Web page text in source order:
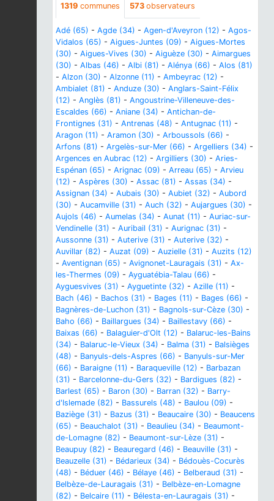
1319 communes 573 observateurs
Adé (65) - Agde (34) - Agen-d'Aveyron (12) - Agos-
Vidalos (65) - Aigues-Juntes (09) - Aigues-Mortes
(30) - Aigues-Vives (30) - Aiguèze (30) - Aimargues
(30) - Albas (46) - Albi (81) - Alénya (66) - Alos (81)
- Alzon (30) - Alzonne (11) - Ambeyrac (12) -
Ambialet (81) - Anduze (30) - Anglars-Saint-Félix
(12) - Anglès (81) - Angoustrine-Villeneuve-des-
Escaldes (66) - Aniane (34) - Antichan-de-
Frontignes (31) - Antrenas (48) - Antugnac (11) -
Aragon (11) - Aramon (30) - Arboussols (66) -
Arfons (81) - Argelès-sur-Mer (66) - Argelliers (34) -
Argences en Aubrac (12) - Argilliers (30) - Aries-
Espénan (65) - Arignac (09) - Arreau (65) - Arvieu
(12) - Aspères (30) - Assac (81) - Assas (34) -
Assignan (34) - Aubais (30) - Aubiet (32) - Aubord
(30) - Aucamville (31) - Auch (32) - Aujargues (30) -
Aujols (46) - Aumelas (34) - Aunat (11) - Auriac-sur-
Vendinelle (31) - Auribail (31) - Aurignac (31) -
Aussonne (31) - Auterive (31) - Auterive (32) -
Auvillar (82) - Auzat (09) - Auzielle (31) - Auzits (12)
- Aventignan (65) - Avignonet-Lauragais (31) - Ax-
les-Thermes (09) - Ayguatébia-Talau (66) -
Ayguesvives (31) - Ayguetinte (32) - Azille (11) -
Bach (46) - Bachos (31) - Bages (11) - Bages (66) -
Bagnères-de-Luchon (31) - Bagnols-sur-Cèze (30) -
Baho (66) - Baillargues (34) - Baillestavy (66) -
Baixas (66) - Balaguier-d'Olt (12) - Balaruc-les-Bains
(34) - Balaruc-le-Vieux (34) - Balma (31) - Balsièges
(48) - Banyuls-dels-Aspres (66) - Banyuls-sur-Mer
(66) - Baraigne (11) - Baraqueville (12) - Barbazan
(31) - Barcelonne-du-Gers (32) - Bardigues (82) -
Barlest (65) - Baron (30) - Barran (32) - Barry-
d'Islemade (82) - Bassurels (48) - Baulou (09) -
Baziège (31) - Bazus (31) - Beaucaire (30) - Beaucens
(65) - Beauchalot (31) - Beaulieu (34) - Beaumont-
de-Lomagne (82) - Beaumont-sur-Lèze (31) -
Beaupuy (82) - Beauregard (46) - Beauville (31) -
Beauzelle (31) - Bédarieux (34) - Bédouès-Cocurès
(48) - Béduer (46) - Bélaye (46) - Belberaud (31) -
Belbèze-de-Lauragais (31) - Belbèze-en-Lomagne
(82) - Belcaire (11) - Bélesta-en-Lauragais (31) -